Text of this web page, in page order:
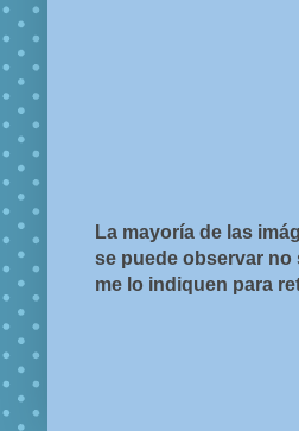
La mayoría de las
se puede observar
me lo indiquen para